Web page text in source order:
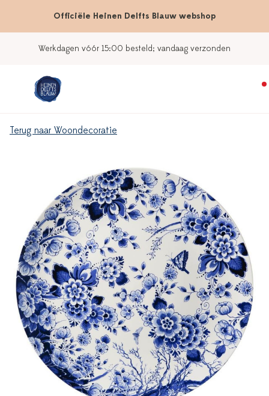
Officiële Heinen Delfts Blauw webshop
Werkdagen vóór 15:00 besteld; vandaag verzonden
Terug naar Woondecoratie